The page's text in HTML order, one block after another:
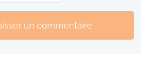
un commentaire